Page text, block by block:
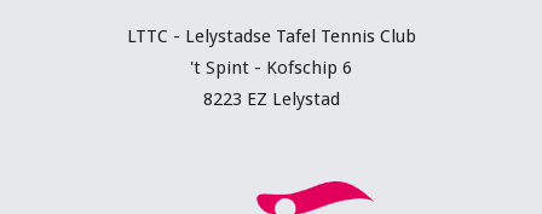
LTTC - Lelystadse Tafel Tennis Club
't Spint - Kofschip 6
8223 EZ Lelystad